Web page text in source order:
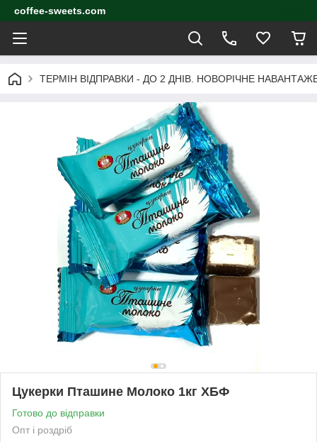
coffee-sweets.com
ТЕРМІН ВІДПРАВКИ - ДО 2 ДНІВ. НОВОРІЧНЕ
Цукерки Пташине Молоко 1кг ХБФ
Готово до відправки
Опт і роздріб